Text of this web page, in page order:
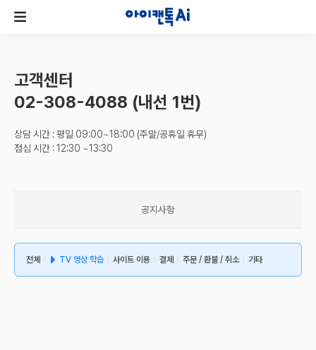
고객센터
02-308-4088 (내선 1번)
상담 시간 : 평일 09:00~18:00 (주말/공휴일 휴무)
점심 시간 : 12:30 ~13:30
공지사항
전체 TV 영상 학습 사이트 이용 결제 주문 / 환불 / 취소 기타